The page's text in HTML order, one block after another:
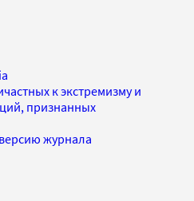
к экстремизму и
признанных
журнала